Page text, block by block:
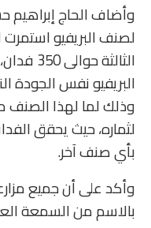
وأضاف الحاج إبراهيم
لصنف البريفيو
البريفيو نفس الجودة
وذلك لما لهذا الصنف
بأي صنف آخر.
وأكد على أن جميع
بالاسم من السمعة